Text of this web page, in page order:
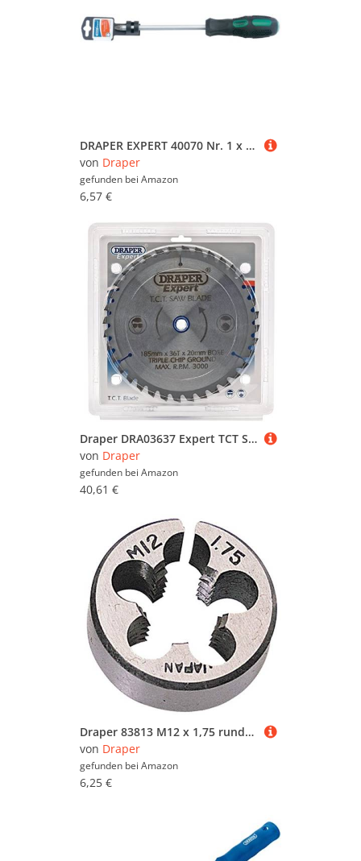
DRAPER EXPERT 40070 Nr. 1 x 75 mm Schraubendreher Nr. Pfund durch Schraubendreher
von Draper
gefunden bei Amazon
6,57 €
Draper DRA03637 Expert TCT Sägeblatt, 185 x 20 mm x 36 Zähne, Blau
von Draper
gefunden bei Amazon
40,61 €
Draper 83813 M12 x 1,75 runde Stanzschablonen.
von Draper
gefunden bei Amazon
6,25 €